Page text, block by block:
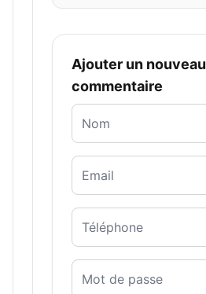
Ajouter un nouveau
commentaire